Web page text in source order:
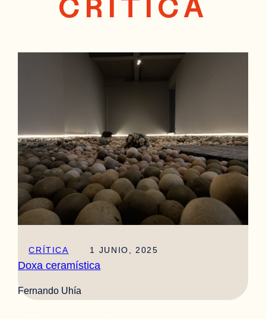
CRÍTICA 1 JUNIO, 2025
Doxa ceramística
Fernando Uhía